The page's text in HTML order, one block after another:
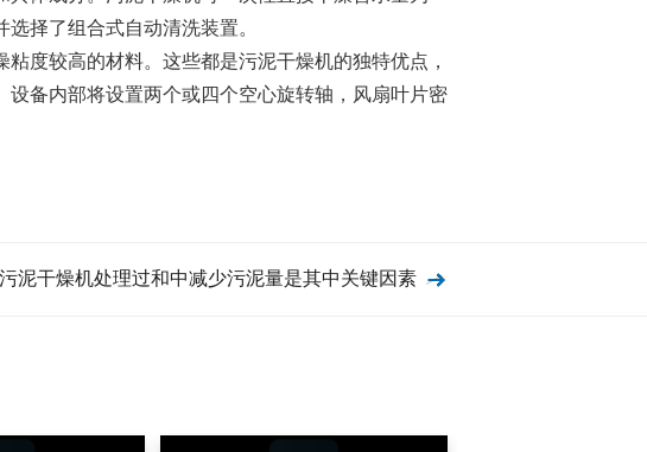
择了组合式自动清洗装置。
度较高的材料。这些都是污泥干燥机的独特优点，
备内部将设置两个或四个空心旋转轴，风扇叶片密
污泥干燥机处理过和中减少污泥量是其中关键因素